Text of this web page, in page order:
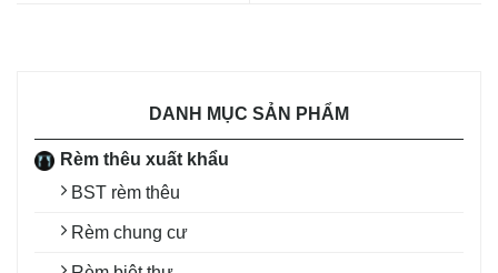
DANH MỤC SẢN PHẨM
Rèm thêu xuất khẩu
BST rèm thêu
Rèm chung cư